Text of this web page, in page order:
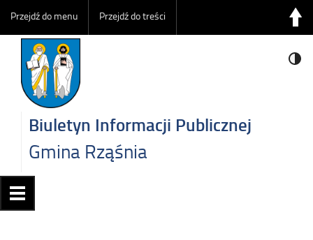
Przejdź do menu Przejdź do treści
Biuletyn Informacji Publicznej
Gmina Rząśnia